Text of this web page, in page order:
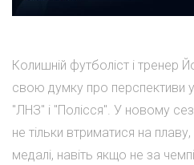
Колишній футболіст і
свою думку про перспективи
"ЛНЗ" і "Полісся". У новому
не тільки втриматися на
медалі, навіть якщо не за